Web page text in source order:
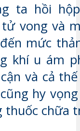
ta hồi
vong và
mức
khí u ám
và cả
hy
thuốc chữa